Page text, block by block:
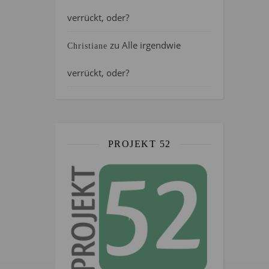
verrückt, oder?
Christiane zu Alle irgendwie
verrückt, oder?
PROJEKT 52